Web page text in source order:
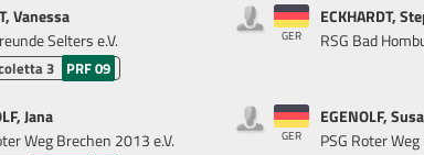
Vanessa
Selters e.V.
3 PRF 09
GER
ECKHARDT,
RSG Bad
Jana
Weg Brechen 2013 e.V.
GER
EGENOLF,
PSG Roter